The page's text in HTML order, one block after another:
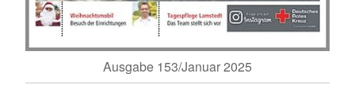
Ausgabe 153/Januar 2025